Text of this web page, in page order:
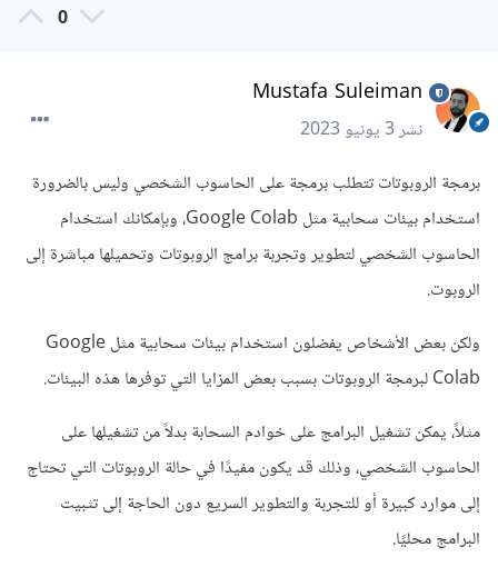
0
Mustafa Suleiman
نشر3 يونيو 2023
برمجة الروبوتات تتطلب برمجة على الحاسوب الشخصي وليس بالضرورة
استخدام بيئات سحابية مثل Google Colab، وبإمكانك استخدام
الحاسوب الشخصي لتطوير وتجربة برامج الروبوتات وتحميلها مباشرة إلى
الروبوت.
ولكن بعض الأشخاص يفضلون استخدام بيئات سحابية مثل Google
Colab لبرمجة الروبوتات بسبب بعض المزايا التي توفرها هذه البيئات.
مثلاً، يمكن تشغيل البرامج على خوادم السحابة بدلاً من تشغيلها على
الحاسوب الشخصي، وذلك قد يكون مفيدًا في حالة الروبوتات التي تحتاج
إلى موارد كبيرة أو للتجربة والتطوير السريع دون الحاجة إلى تثبيت
البرامج محليًا.